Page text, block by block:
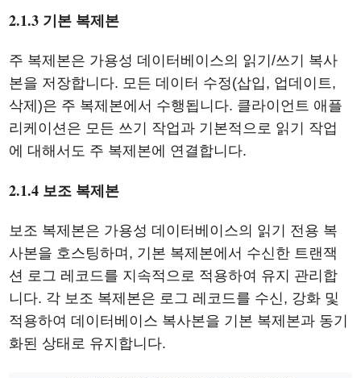
2.1.3 기본 복제본
주 복제본은 가용성 데이터베이스의 읽기/쓰기 복사
본을 저장합니다. 모든 데이터 수정(삽입, 업데이트,
삭제)은 주 복제본에서 수행됩니다. 클라이언트 애플
리케이션은 모든 쓰기 작업과 기본적으로 읽기 작업
에 대해서도 주 복제본에 연결합니다.
2.1.4 보조 복제본
보조 복제본은 가용성 데이터베이스의 읽기 전용 복
사본을 호스팅하며, 기본 복제본에서 수신한 트랜잭
션 로그 레코드를 지속적으로 적용하여 유지 관리합
니다. 각 보조 복제본은 로그 레코드를 수신, 강화 및
적용하여 데이터베이스 복사본을 기본 복제본과 동기
화된 상태로 유지합니다.